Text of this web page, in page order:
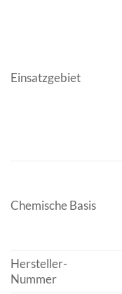
Einsatzgebiet
Chemische Basis
Hersteller-
Nummer